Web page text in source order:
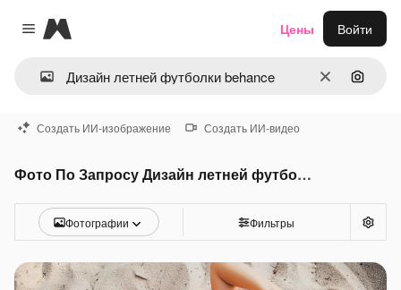
Close menu
Magnific
ОчиститьПоиск
Цены Войти
Создать ИИ-изображение Создать ИИ-видео
Фото По Запросу Дизайн летней футболки behance
Фотографии Фильтры